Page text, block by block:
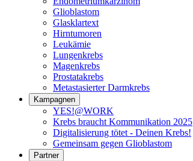
Glioblastom
Glasklartext
Hirntumoren
Leukämie
Lungenkrebs
Magenkrebs
Prostatakrebs
Metastasierter Darmkrebs
Kampagnen
YES!@WORK
Krebs braucht Kommunikation 2025
Digitalisierung tötet - Deinen Krebs!
Gemeinsam gegen Glioblastom
Partner